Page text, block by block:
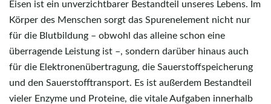
Eisen ist ein unverzichtbarer Bestandteil unseres Lebens. Im
Körper des Menschen sorgt das Spurenelement nicht nur
für die Blutbildung – obwohl das alleine schon eine
überragende Leistung ist –, sondern darüber hinaus auch
für die Elektronenübertragung, die Sauerstoffspeicherung
und den Sauerstofftransport. Es ist außerdem Bestandteil
vieler Enzyme und Proteine, die vitale Aufgaben innerhalb